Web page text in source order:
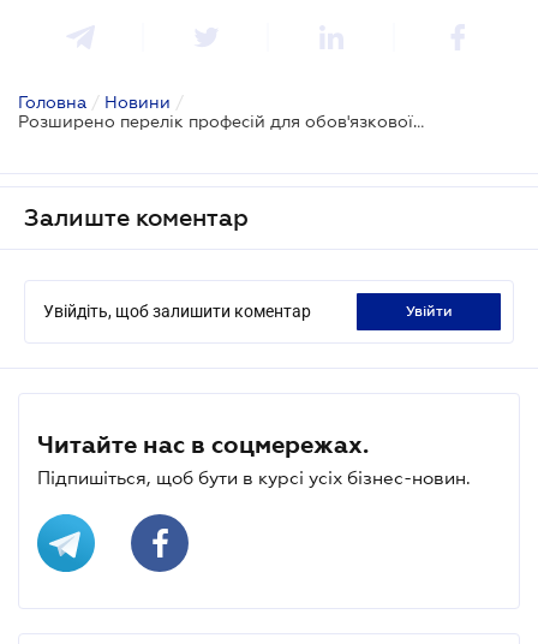
Головна / Новини /
Розширено перелік професій для обов'язкової вакцинації від COVID-19
Залиште коментар
Увійдіть, щоб залишити коментар увійти
Читайте нас в соцмережах.
Підпишіться, щоб бути в курсі усіх бізнес-новин.